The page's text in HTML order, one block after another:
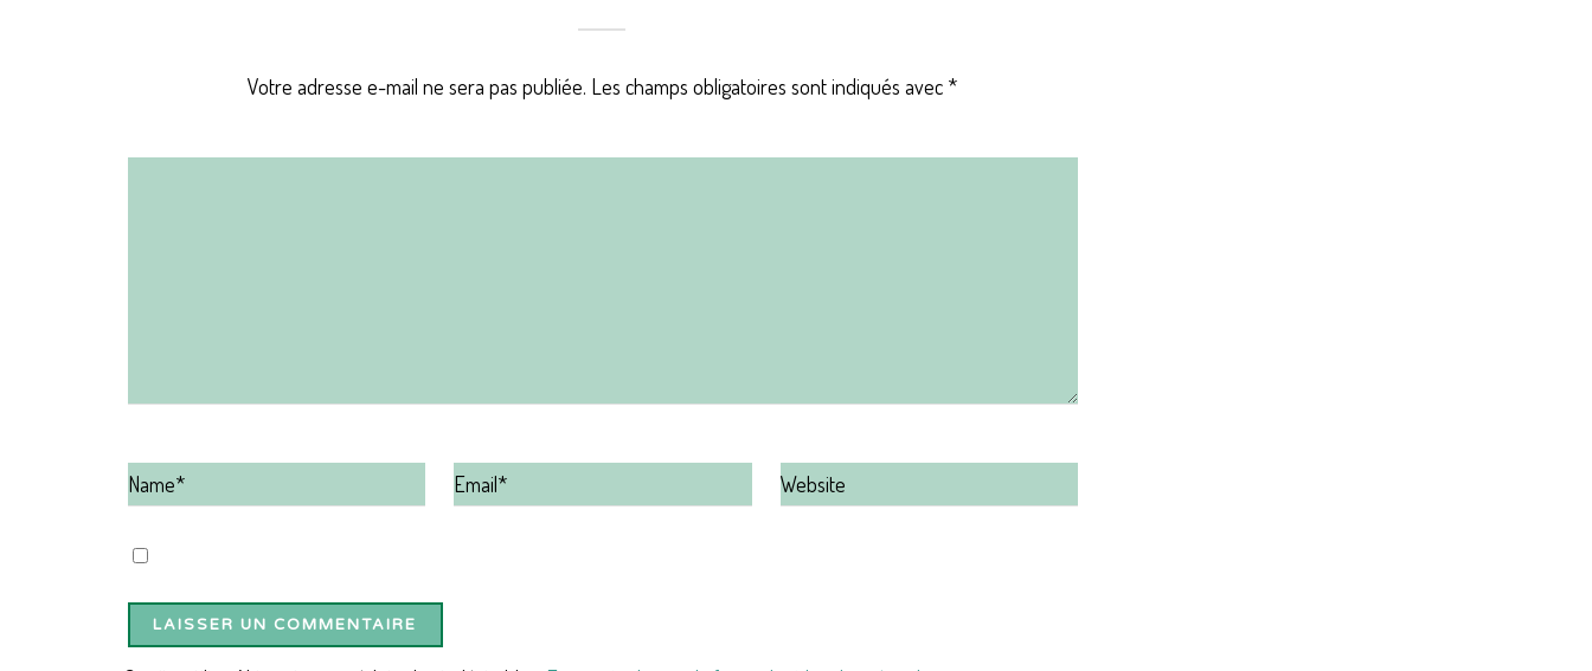
Votre adresse e-mail ne sera pas publiée. Les champs obligatoires sont indiqués avec *